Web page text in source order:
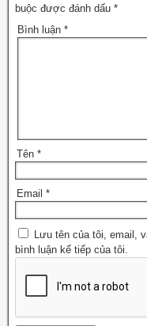
buộc được đánh dấu *
Bình luận *
Tên *
Email *
Lưu tên của tôi, email,
bình luận kế tiếp của tôi.